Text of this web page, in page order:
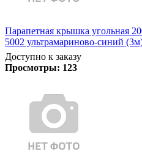
Парапетная крышка угольная
5002 ультрамариново-синий
Доступно к заказу
Просмотры: 123